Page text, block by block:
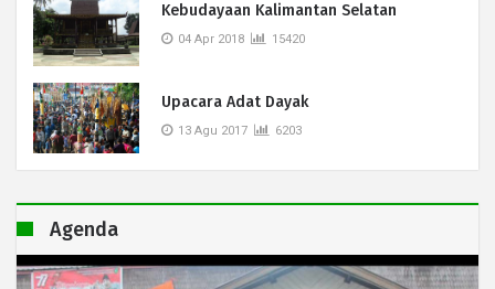
Kebudayaan Kalimantan Selatan
04 Apr 2018 15420
Upacara Adat Dayak
13 Agu 2017 6203
Agenda